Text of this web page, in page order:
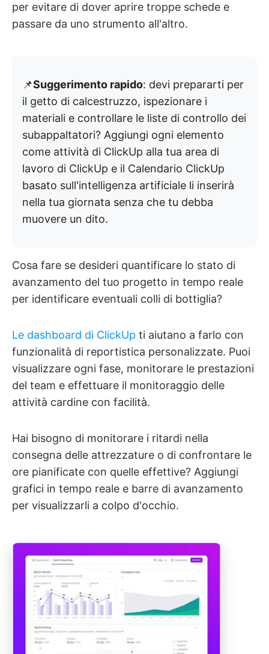
per evitare di dover aprire troppe schede e
passare da uno strumento all'altro.
📌Suggerimento rapido: devi prepararti per
il getto di calcestruzzo, ispezionare i
materiali e controllare le liste di controllo dei
subappaltatori? Aggiungi ogni elemento
come attività di ClickUp alla tua area di
lavoro di ClickUp e il Calendario ClickUp
basato sull'intelligenza artificiale li inserirà
nella tua giornata senza che tu debba
muovere un dito.
Cosa fare se desideri quantificare lo stato di
avanzamento del tuo progetto in tempo reale
per identificare eventuali colli di bottiglia?
Le dashboard di ClickUp ti aiutano a farlo con
funzionalità di reportistica personalizzate. Puoi
visualizzare ogni fase, monitorare le prestazioni
del team e effettuare il monitoraggio delle
attività cardine con facilità.
Hai bisogno di monitorare i ritardi nella
consegna delle attrezzature o di confrontare le
ore pianificate con quelle effettive? Aggiungi
grafici in tempo reale e barre di avanzamento
per visualizzarli a colpo d'occhio.